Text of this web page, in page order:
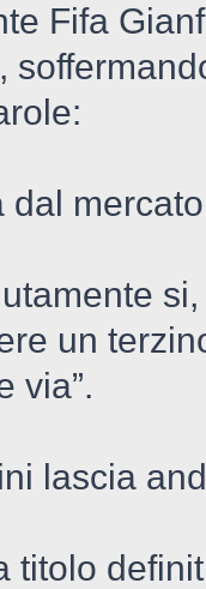
Fifa
dal
un
via”.
lascia
titolo